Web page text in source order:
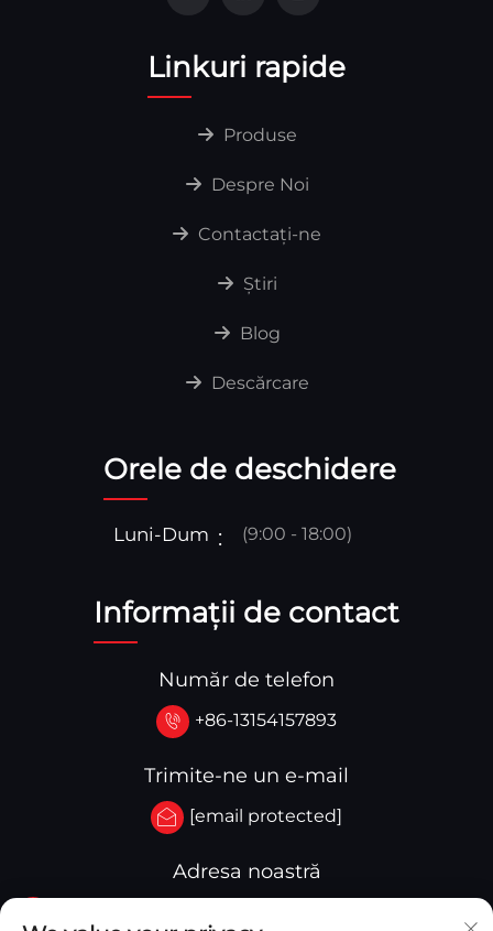
Linkuri rapide
Produse
Despre Noi
Contactați-ne
Știri
Blog
Descărcare
Orele de deschidere
Luni-Dum (9:00 - 18:00)
Informații de contact
Număr de telefon
+86-13154157893
Trimite-ne un e-mail
[email protected]
Adresa noastră